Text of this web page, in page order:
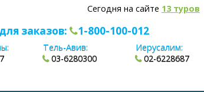
Сегодня на сайте 13 туров
заказов: 1-800-100-012
Тель-Авив:
03-6280300
Иерусалим:
02-6228687